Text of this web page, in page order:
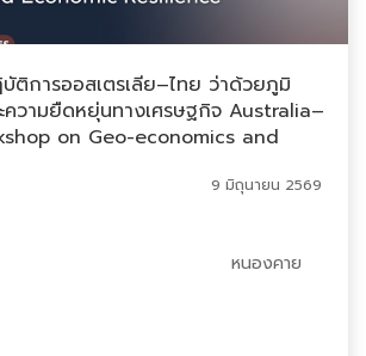
บัติการออสเตรเลีย–ไทย ว่าด้วยภูมิ
ความยืดหยุ่นทางเศรษฐกิจ Australia–
on Geo-economics and
หนองคาย
9 มิถุนายน 2569